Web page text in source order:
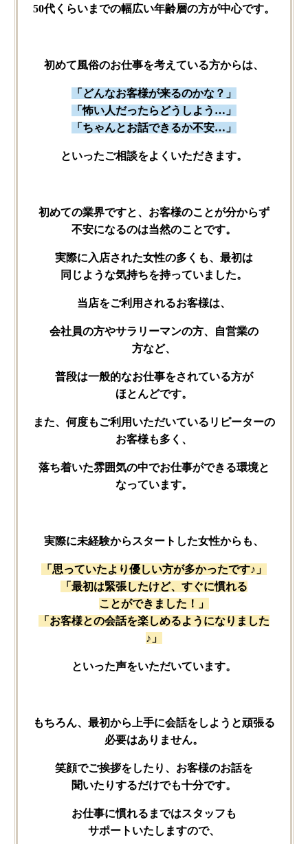
50代くらいまでの​幅広い年齢層の​方が​中心です。
初めて​風俗の​お仕事を​考えている​方からは、
「どんな​お客様が​来るのかな？」
「怖い​人だったら​どうしよう…」
「ちゃんとお話できるか​不安…」
と​いった​ご相談を​よく​いただきます。
初めての​業界ですと、​お客様の​ことが​分からず​
不安に​なるのは​当然の​ことです。
実際に​入店された​女性の​多くも、​最初は​
同じような​気持ちを​持っていました。
当店を​ご利用される​お客様は、
会社員の​方や​サラリーマンの​方、​自営業の​
方など、
普段は​一般的な​お仕事を​されている​方が​
ほとんどです。
また、​何度も​ご利用いただいている​リピーターの​
お客様も​多く、
落ち着いた​雰囲気の​中で​お仕事が​できる​環境と​
なっています。
実際に​未経験から​スタートした​女性からも、
「思っていたより​優しい​方が​多かったです♪」
「最初は​緊張したけど、​すぐに​慣れる​
ことができました！」
「お客様との​会話を​楽しめるようになりました
♪」
と​いった​声を​いただいています。
もちろん、​最初から​上手に​会話を​しようと​頑張る​
必要は​ありません。
笑顔で​ご挨拶を​したり、​お客様の​お話を​
聞いたりするだけでも​十分です。
お仕事に​慣れるまでは​スタッフも​
サポートいたしますので、